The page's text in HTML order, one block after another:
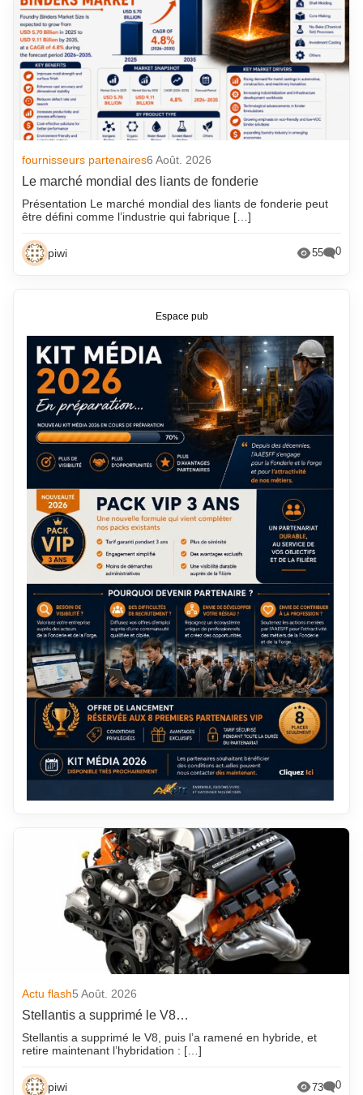
fournisseurs partenaires6 Août. 2026
Le marché mondial des liants de fonderie
Présentation Le marché mondial des liants de fonderie peut
être défini comme l’industrie qui fabrique […]
piwi 55 0
Actu flash5 Août. 2026
Stellantis a supprimé le V8…
Stellantis a supprimé le V8, puis l’a ramené en hybride, et
retire maintenant l’hybridation : […]
piwi 73 0
Espace pub